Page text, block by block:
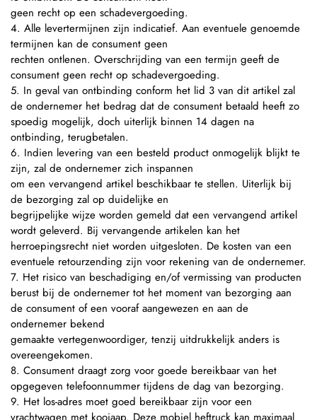
geen recht op een schadevergoeding.
4. Alle levertermijnen zijn indicatief. Aan eventuele genoemde
termijnen kan de consument geen
rechten ontlenen. Overschrijding van een termijn geeft de
consument geen recht op schadevergoeding.
5. In geval van ontbinding conform het lid 3 van dit artikel zal
de ondernemer het bedrag dat de consument betaald heeft zo
spoedig mogelijk, doch uiterlijk binnen 14 dagen na
ontbinding, terugbetalen.
6. Indien levering van een besteld product onmogelijk blijkt te
zijn, zal de ondernemer zich inspannen
om een vervangend artikel beschikbaar te stellen. Uiterlijk bij
de bezorging zal op duidelijke en
begrijpelijke wijze worden gemeld dat een vervangend artikel
wordt geleverd. Bij vervangende artikelen kan het
herroepingsrecht niet worden uitgesloten. De kosten van een
eventuele retourzending zijn voor rekening van de ondernemer.
7. Het risico van beschadiging en/of vermissing van producten
berust bij de ondernemer tot het moment van bezorging aan
de consument of een vooraf aangewezen en aan de
ondernemer bekend
gemaakte vertegenwoordiger, tenzij uitdrukkelijk anders is
overeengekomen.
8. Consument draagt zorg voor goede bereikbaar van het
opgegeven telefoonnummer tijdens de dag van bezorging.
9. Het los-adres moet goed bereikbaar zijn voor een